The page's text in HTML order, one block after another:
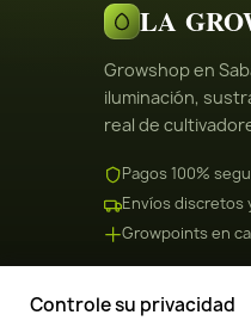
LA
Growshop en
iluminación,
real de
Pagos 100%
Envíos discretos
Growpoints en
Controle su privacidad